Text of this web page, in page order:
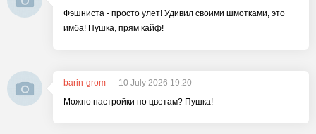
Фэшниста - просто улет! Удивил своими шмотками, это
имба! Пушка, прям кайф!
barin-grom
10 July 2026 19:20
Можно настройки по цветам? Пушка!